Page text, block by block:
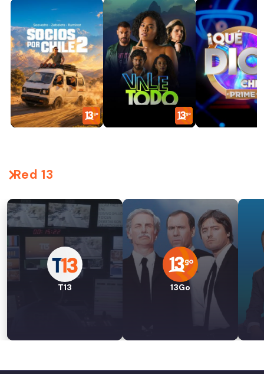
Red 13
T13 13Go